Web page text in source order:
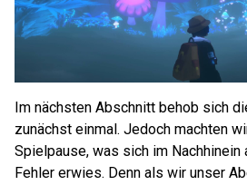
Im nächsten Abschnitt behob sich
zunächst einmal. Jedoch machten
Spielpause, was sich im
Fehler erwies. Denn als wir unser